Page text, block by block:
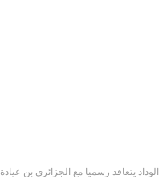
الوداد يتعاقد رسميا مع الجزائري بن عيادة